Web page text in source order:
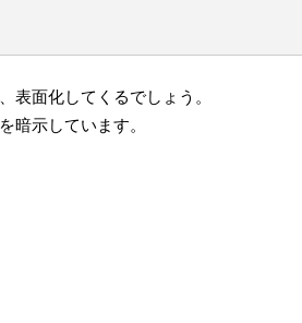
表面化してくるでしょう。
暗示しています。